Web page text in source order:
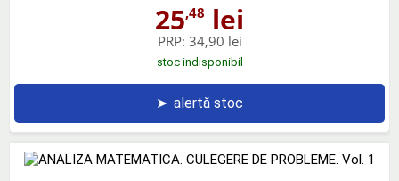
25,48 lei
PRP: 34,90 lei
stoc indisponibil
➤ alertă stoc